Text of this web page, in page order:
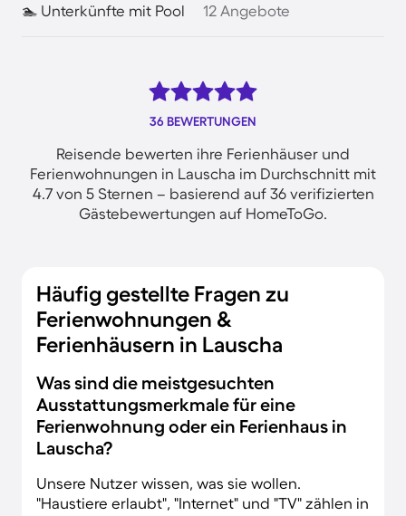
🏊 Unterkünfte mit Pool 12 Angebote
36 BEWERTUNGEN
Reisende bewerten ihre Ferienhäuser und
Ferienwohnungen in Lauscha im Durchschnitt mit
4.7 von 5 Sternen – basierend auf 36 verifizierten
Gästebewertungen auf HomeToGo.
Häufig gestellte Fragen zu
Ferienwohnungen &
Ferienhäusern in Lauscha
Was sind die meistgesuchten
Ausstattungsmerkmale für eine
Ferienwohnung oder ein Ferienhaus in
Lauscha?
Unsere Nutzer wissen, was sie wollen.
"Haustiere erlaubt", "Internet" und "TV" zählen in